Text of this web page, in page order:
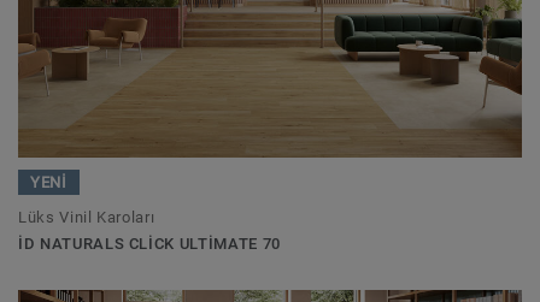
YENİ
Lüks Vinil Karoları
ID NATURALS CLICK ULTIMATE 70